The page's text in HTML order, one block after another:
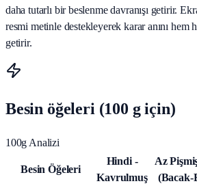
daha tutarlı bir beslenme davranışı getirir.
resmi metinle destekleyerek karar anını hem
getirir.
Besin öğeleri (100 g için)
100g Analizi
Besin Öğeleri
Hindi -
Kavrulmuş
Az